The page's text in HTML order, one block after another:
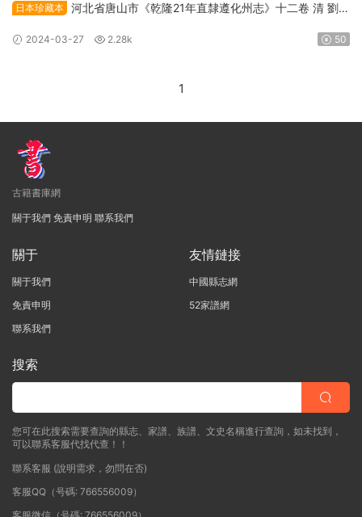
日本珍藏本 河北省唐山市《乾隆21年直隸遵化州志》十二卷 清 劉埥
2024-03-27 2.28k 50
1
古籍書庫網
關于我們 免責申明 聯系我們
關于
關于我們
免責申明
聯系我們
友情鏈接
中國縣志網
52家譜網
搜索
您可在此搜索需要查詢的縣志、家譜、族譜、文史名稱進行查詢，如未找到，
可以聯系客服代找代查！！
聯系客服 (說明需求，勿問在否)
客服QQ（号碼: 766556009）